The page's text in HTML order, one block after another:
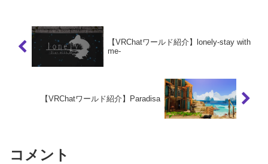
【VRChatワールド紹介】lonely-stay with
me-
【VRChatワールド紹介】Paradisa
コメント